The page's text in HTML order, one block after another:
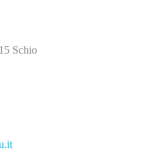
Schio